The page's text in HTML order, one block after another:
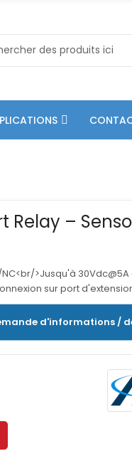
Relay –
>Jusqu'à 30Vdc@5A
sur port
d'informations /